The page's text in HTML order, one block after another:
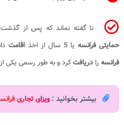
نا گفته نماند که پس از گذشت 10 سال
حمایتی فرانسه یا 5 سال از اخذ اقامت
فرانسه را دریافتکرد و به طور رسمی یکی
بیشتر بخوانید : ویزای تجاری